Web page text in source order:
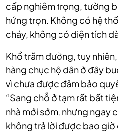
cấp nghiêm trọng, tường
hứng trọn. Không có hệ
cháy, không có diện tích
Khổ trăm đường, tuy
hàng chục hộ dân ở đây
vì chưa được đảm bảo
“Sang chỗ ở tạm rất bất
nhà mới sớm, nhưng ngay
không trả lời được bao giờ